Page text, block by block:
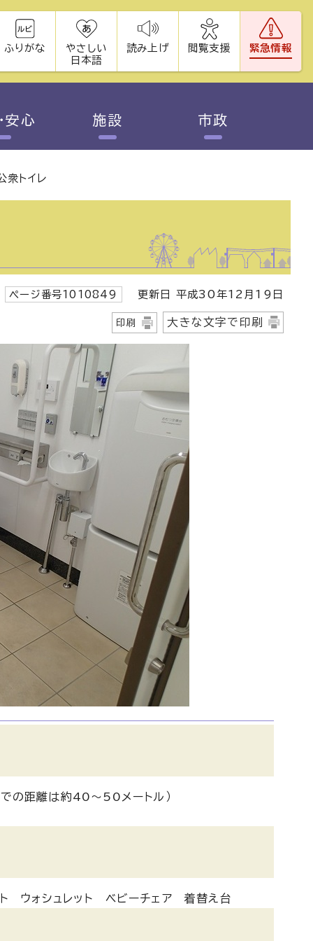
ふりがな
やさしい
日本語
読み上げ 閲覧支援 緊急情報
安心 施設 市政
トイレ
ページ番号1010849 更新日 平成30年12月19日
印刷 大きな文字で印刷
での距離は約40～50メートル）
ウォシュレット ベビーチェア 着替え台